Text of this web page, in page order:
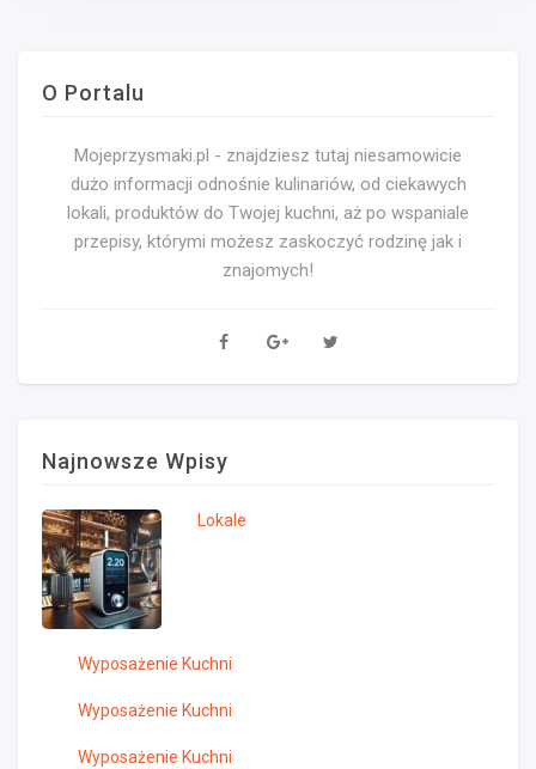
O Portalu
Mojeprzysmaki.pl - znajdziesz tutaj niesamowicie
dużo informacji odnośnie kulinariów, od ciekawych
lokali, produktów do Twojej kuchni, aż po wspaniale
przepisy, którymi możesz zaskoczyć rodzinę jak i
znajomych!
Najnowsze Wpisy
Lokale
Wyposażenie Kuchni
Wyposażenie Kuchni
Wyposażenie Kuchni